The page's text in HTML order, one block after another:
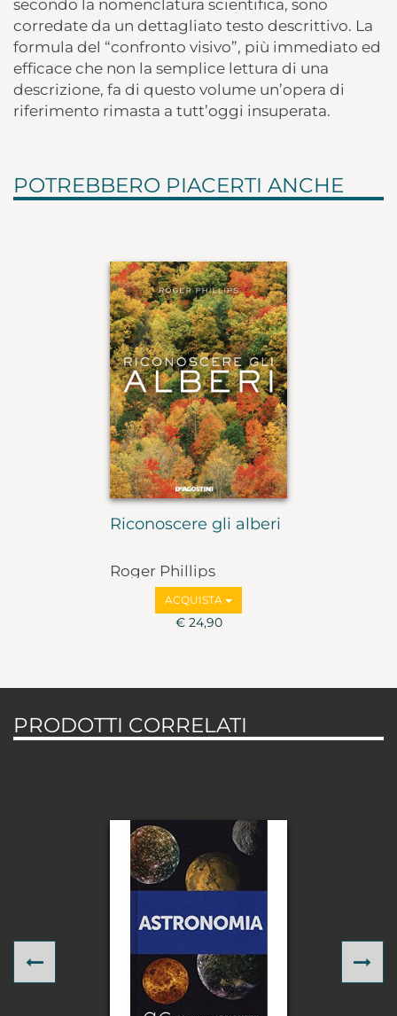
secondo la nomenclatura scientifica, sono
corredate da un dettagliato testo descrittivo. La
formula del “confronto visivo”, più immediato ed
efficace che non la semplice lettura di una
descrizione, fa di questo volume un’opera di
riferimento rimasta a tutt’oggi insuperata.
POTREBBERO PIACERTI ANCHE
Riconoscere gli alberi
Roger Phillips
ACQUISTA
€ 24,90
PRODOTTI CORRELATI
Previous